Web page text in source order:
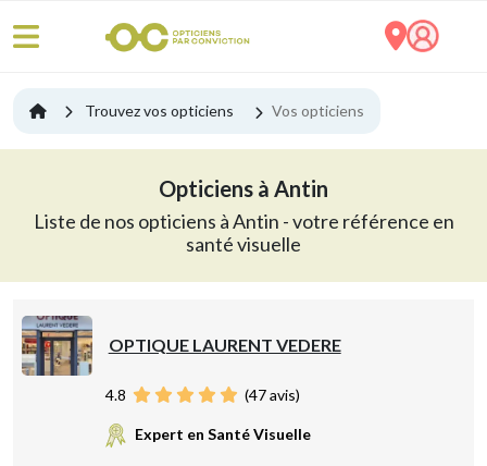
Trouvez vos opticiens Vos opticiens
Opticiens à Antin
Liste de nos opticiens à Antin - votre référence en
santé visuelle
OPTIQUE LAURENT VEDERE
4.8 (47avis)
Expert en Santé Visuelle